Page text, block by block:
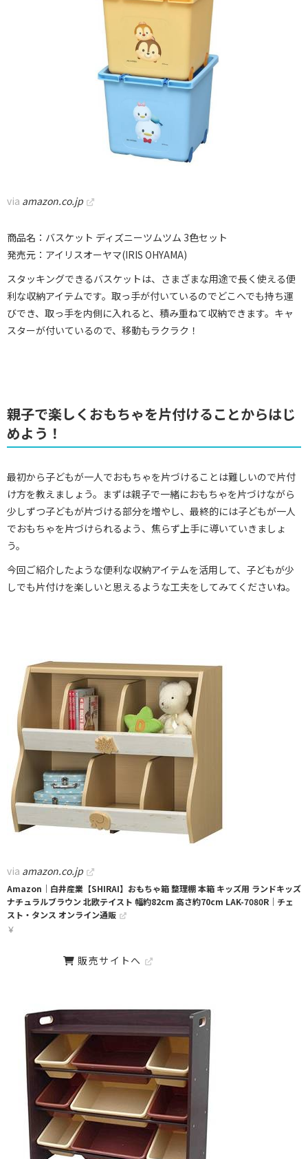
via amazon.co.jp
商品名：バスケット ディズニーツムツム 3色セット
発売元：アイリスオーヤマ(IRIS OHYAMA)
スタッキングできるバスケットは、さまざまな用途で長く使える便
利な収納アイテムです。取っ手が付いているのでどこへでも持ち運
びでき、取っ手を内側に入れると、積み重ねて収納できます。キャ
スターが付いているので、移動もラクラク！
親子で楽しくおもちゃを片付けることからはじ
めよう！
最初から子どもが一人でおもちゃを片づけることは難しいので片付
け方を教えましょう。まずは親子で一緒におもちゃを片づけながら
少しずつ子どもが片づける部分を増やし、最終的には子どもが一人
でおもちゃを片づけられるよう、焦らず上手に導いていきましょ
う。
今回ご紹介したような便利な収納アイテムを活用して、子どもが少
しでも片付けを楽しいと思えるような工夫をしてみてくださいね。
via amazon.co.jp
Amazon｜白井産業【SHIRAI】おもちゃ箱 整理棚 本箱 キッズ用 ランドキッズ
ナチュラルブラウン 北欧テイスト 幅約82cm 高さ約70cm LAK-7080R｜チェ
スト・タンス オンライン通販
￥
販売サイトへ